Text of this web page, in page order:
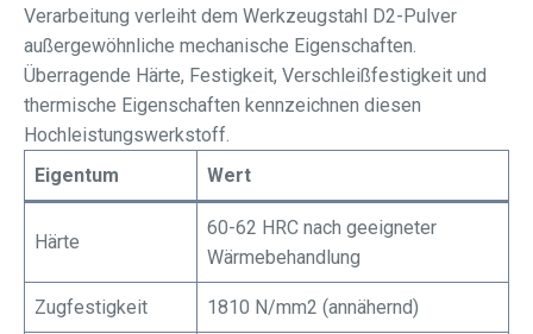
Verarbeitung verleiht dem Werkzeugstahl D2-Pulver
außergewöhnliche mechanische Eigenschaften.
Überragende Härte, Festigkeit, Verschleißfestigkeit und
thermische Eigenschaften kennzeichnen diesen
Hochleistungswerkstoff.
Eigentum
Wert
Härte
60-62 HRC nach geeigneter
Wärmebehandlung
Zugfestigkeit 1810 N/mm2 (annähernd)